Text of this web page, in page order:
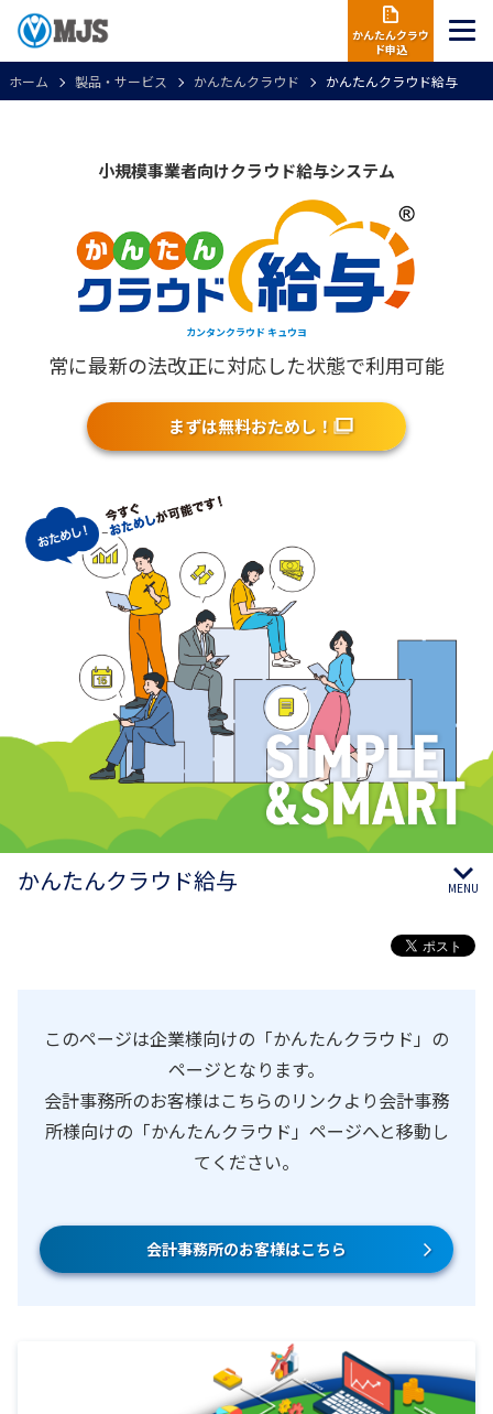
かんたんクラウ
ド申込
ホーム 製品・サービス かんたんクラウド かんたんクラウド給与
小規模事業者向けクラウド給与システム
カンタンクラウド キュウヨ
常に最新の法改正に対応した状態で利用可能
まずは無料おためし！
かんたんクラウド給与 MENU
このページは企業様向けの「かんたんクラウド」の
ページとなります。
会計事務所のお客様はこちらのリンクより会計事務
所様向けの「かんたんクラウド」ページへと移動し
てください。
会計事務所のお客様はこちら